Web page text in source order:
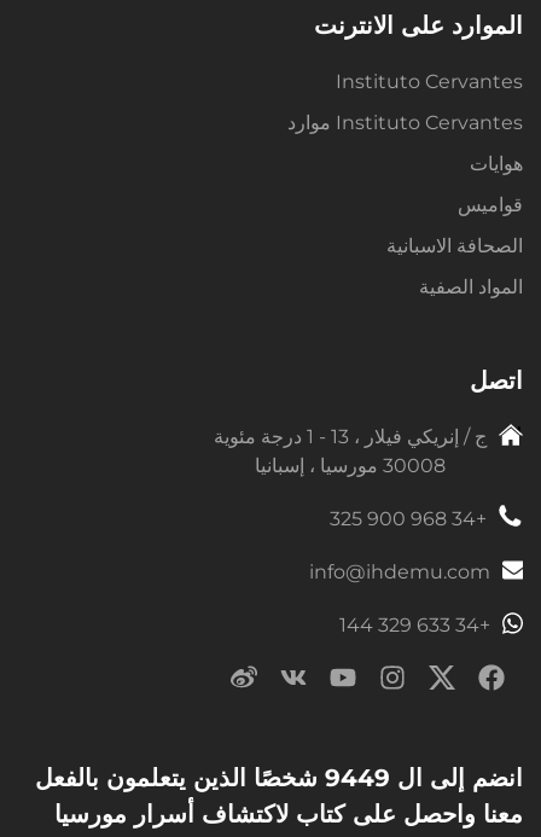
الموارد على الانترنت
Instituto Cervantes
Instituto Cervantes موارد
هوايات
قواميس
الصحافة الاسبانية
المواد الصفية
اتصل
ج / إنريكي فيلار ، 13 - 1 درجة مئوية
30008 مورسيا ، إسبانيا
+34 968 900 325
info@ihdemu.com
+34 633 329 144
انضم إلى ال 9449 شخصًا الذين يتعلمون بالفعل
معنا واحصل على كتاب لاكتشاف أسرار مورسيا